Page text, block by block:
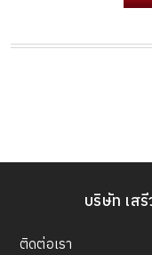
บริษัท เส
ติดต่อเรา